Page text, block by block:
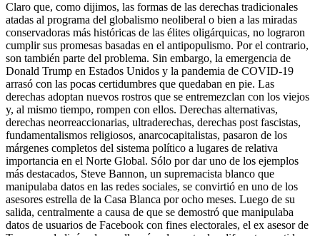
Claro que, como dijimos, las formas de las derechas tradicionales
atadas al programa del globalismo neoliberal o bien a las miradas
conservadoras más históricas de las élites oligárquicas, no lograron
cumplir sus promesas basadas en el antipopulismo. Por el contrario,
son también parte del problema. Sin embargo, la emergencia de
Donald Trump en Estados Unidos y la pandemia de COVID-19
arrasó con las pocas certidumbres que quedaban en pie. Las
derechas adoptan nuevos rostros que se entremezclan con los viejos
y, al mismo tiempo, rompen con ellos. Derechas alternativas,
derechas neorreaccionarias, ultraderechas, derechas post fascistas,
fundamentalismos religiosos, anarcocapitalistas, pasaron de los
márgenes completos del sistema político a lugares de relativa
importancia en el Norte Global. Sólo por dar uno de los ejemplos
más destacados, Steve Bannon, un supremacista blanco que
manipulaba datos en las redes sociales, se convirtió en uno de los
asesores estrella de la Casa Blanca por ocho meses. Luego de su
salida, centralmente a causa de que se demostró que manipulaba
datos de usuarios de Facebook con fines electorales, el ex asesor de